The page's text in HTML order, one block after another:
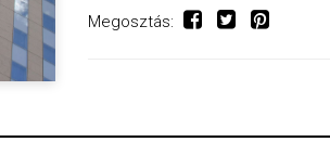
Megosztás: